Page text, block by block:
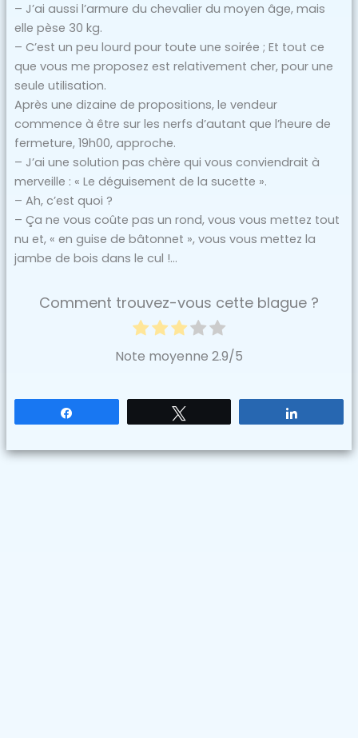
– J’ai aussi l’armure du chevalier du moyen âge, mais
elle pèse 30 kg.
– C’est un peu lourd pour toute une soirée ; Et tout ce
que vous me proposez est relativement cher, pour une
seule utilisation.
Après une dizaine de propositions, le vendeur
commence à être sur les nerfs d’autant que l’heure de
fermeture, 19h00, approche.
– J’ai une solution pas chère qui vous conviendrait à
merveille : « Le déguisement de la sucette ».
– Ah, c’est quoi ?
– Ça ne vous coûte pas un rond, vous vous mettez tout
nu et, « en guise de bâtonnet », vous vous mettez la
jambe de bois dans le cul !…
Comment trouvez-vous cette blague ?
Note moyenne 2.9/5